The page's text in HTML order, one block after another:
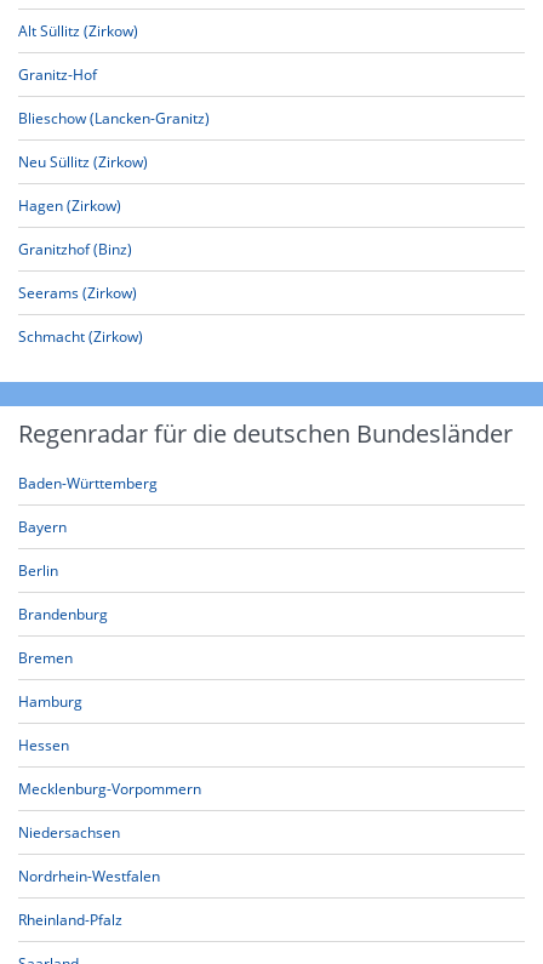
Alt Süllitz (Zirkow)
Granitz-Hof
Blieschow (Lancken-Granitz)
Neu Süllitz (Zirkow)
Hagen (Zirkow)
Granitzhof (Binz)
Seerams (Zirkow)
Schmacht (Zirkow)
Regenradar für die deutschen Bundesländer
Baden-Württemberg
Bayern
Berlin
Brandenburg
Bremen
Hamburg
Hessen
Mecklenburg-Vorpommern
Niedersachsen
Nordrhein-Westfalen
Rheinland-Pfalz